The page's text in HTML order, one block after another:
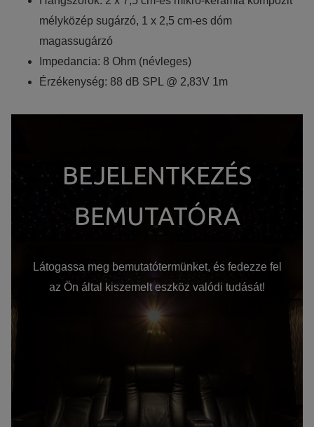
mélyközép sugárzó, 1 x 2,5 cm-es dóm
magassugárzó
Impedancia: 8 Ohm (névleges)
Érzékenység: 88 dB SPL @ 2,83V 1m
BEJELENTKEZÉS
BEMUTATÓRA
Látogassa meg bemutatótermünket, és fedezze fel
az Ön által kiszemelt eszköz valódi tudását!